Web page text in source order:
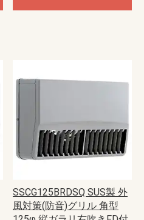
SSCG125BRDSQ SUS製 外
風対策(防音)グリル 角型